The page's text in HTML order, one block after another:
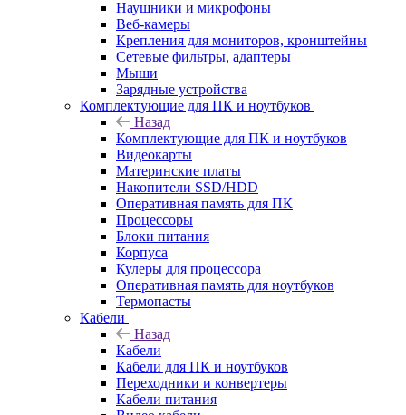
Наушники и микрофоны
Веб-камеры
Крепления для мониторов, кронштейны
Сетевые фильтры, адаптеры
Мыши
Зарядные устройства
Комплектующие для ПК и ноутбуков
Назад
Комплектующие для ПК и ноутбуков
Видеокарты
Материнские платы
Накопители SSD/HDD
Оперативная память для ПК
Процессоры
Блоки питания
Корпуса
Кулеры для процессора
Оперативная память для ноутбуков
Термопасты
Кабели
Назад
Кабели
Кабели для ПК и ноутбуков
Переходники и конвертеры
Кабели питания